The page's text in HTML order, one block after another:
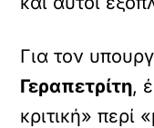
Για τον
Γεραπετρίτη,
κριτική» περί